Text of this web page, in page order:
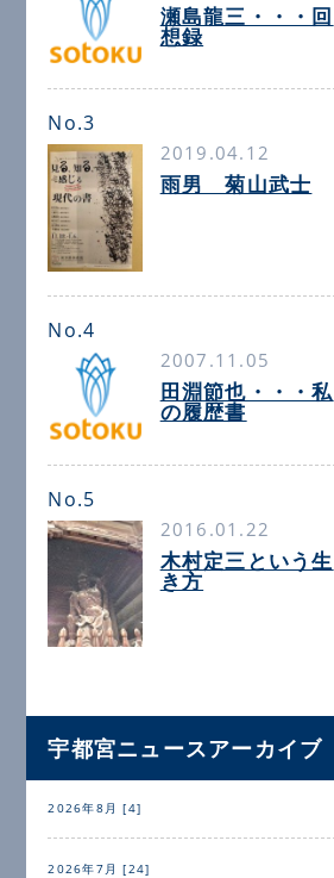
瀬島龍三・・・回
想録
No.3
2019.04.12
雨男 菊山武士
No.4
2007.11.05
田淵節也・・・私
の履歴書
No.5
2016.01.22
木村定三という生
き方
宇都宮ニュースアーカイブ
2026年8月 [4]
2026年7月 [24]